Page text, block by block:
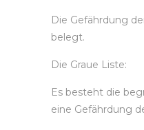
Die Gefährdung
belegt.
Die Graue Liste:
Es besteht die
eine Gefährdung